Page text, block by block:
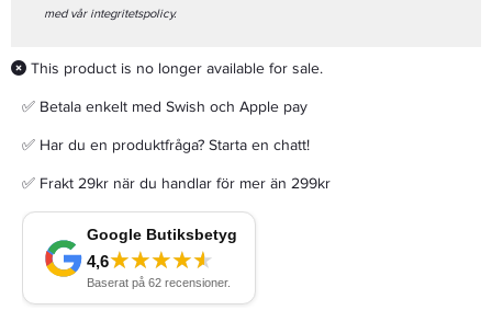
med vår integritetspolicy.
This product is no longer available for sale.
✅ Betala enkelt med Swish och Apple pay
✅ Har du en produktfråga? Starta en chatt!
✅ Frakt 29kr när du handlar för mer än 299kr